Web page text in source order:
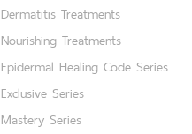
Dermatitis Treatments
Nourishing Treatments
Epidermal Healing Code Series
Exclusive Series
Mastery Series